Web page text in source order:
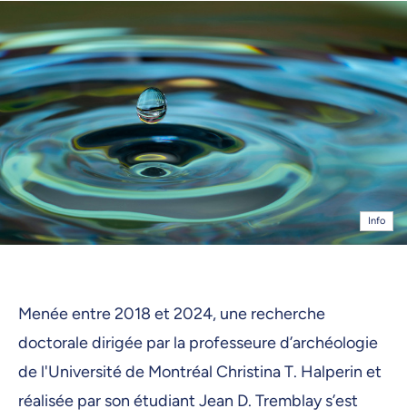
Info
Menée entre 2018 et 2024, une recherche
doctorale dirigée par la professeure d’archéologie
de l'Université de Montréal Christina T. Halperin et
réalisée par son étudiant Jean D. Tremblay s’est